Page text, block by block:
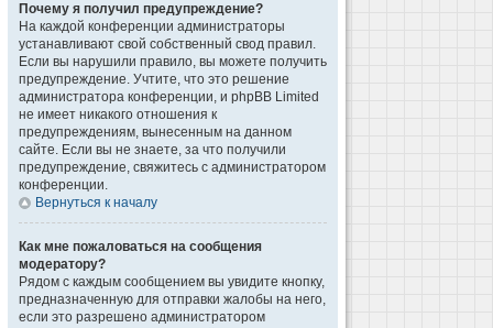
Почему я получил предупреждение?
На каждой конференции администраторы
устанавливают свой собственный свод правил.
Если вы нарушили правило, вы можете получить
предупреждение. Учтите, что это решение
администратора конференции, и phpBB Limited
не имеет никакого отношения к
предупреждениям, вынесенным на данном
сайте. Если вы не знаете, за что получили
предупреждение, свяжитесь с администратором
конференции.
Вернуться к началу
Как мне пожаловаться на сообщения
модератору?
Рядом с каждым сообщением вы увидите кнопку,
предназначенную для отправки жалобы на него,
если это разрешено администратором